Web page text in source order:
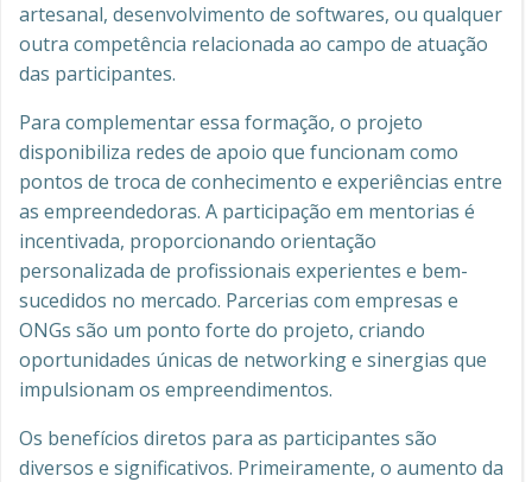
artesanal, desenvolvimento de softwares, ou qualquer
outra competência relacionada ao campo de atuação
das participantes.
Para complementar essa formação, o projeto
disponibiliza redes de apoio que funcionam como
pontos de troca de conhecimento e experiências entre
as empreendedoras. A participação em mentorias é
incentivada, proporcionando orientação
personalizada de profissionais experientes e bem-
sucedidos no mercado. Parcerias com empresas e
ONGs são um ponto forte do projeto, criando
oportunidades únicas de networking e sinergias que
impulsionam os empreendimentos.
Os benefícios diretos para as participantes são
diversos e significativos. Primeiramente, o aumento da